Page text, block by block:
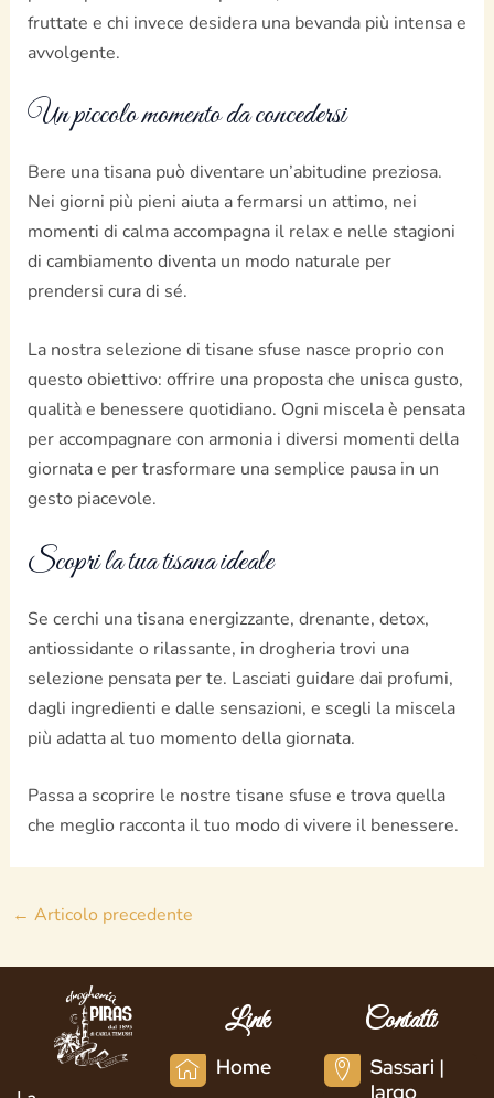
fruttate e chi invece desidera una bevanda più intensa e
avvolgente.
Un piccolo momento da concedersi
Bere una tisana può diventare un’abitudine preziosa.
Nei giorni più pieni aiuta a fermarsi un attimo, nei
momenti di calma accompagna il relax e nelle stagioni
di cambiamento diventa un modo naturale per
prendersi cura di sé.
La nostra selezione di tisane sfuse nasce proprio con
questo obiettivo: offrire una proposta che unisca gusto,
qualità e benessere quotidiano. Ogni miscela è pensata
per accompagnare con armonia i diversi momenti della
giornata e per trasformare una semplice pausa in un
gesto piacevole.
Scopri la tua tisana ideale
Se cerchi una tisana energizzante, drenante, detox,
antiossidante o rilassante, in drogheria trovi una
selezione pensata per te. Lasciati guidare dai profumi,
dagli ingredienti e dalle sensazioni, e scegli la miscela
più adatta al tuo momento della giornata.
Passa a scoprire le nostre tisane sfuse e trova quella
che meglio racconta il tuo modo di vivere il benessere.
← Articolo precedente
Link
Home
Contatti
Sassari |
largo